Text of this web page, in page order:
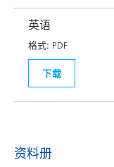
英语
格式: PDF
下载
资料册